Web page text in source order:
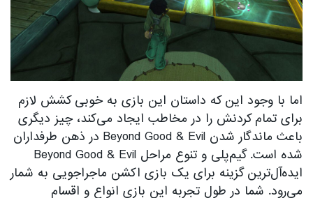
اما با وجود این که داستان این بازی به خوبی کشش لازم
برای تمام کردنش را در مخاطب ایجاد می‌کند، چیز دیگری
باعث ماندگار شدن Beyond Good & Evil در ذهن طرفداران
شده است. گیم‌پلی و تنوع مراحل Beyond Good & Evil
ایده‌آل‌ترین گزینه برای یک بازی اکشن ماجراجویی به شمار
می‌رود. شما در طول تجربه این بازی انواع و اقسام